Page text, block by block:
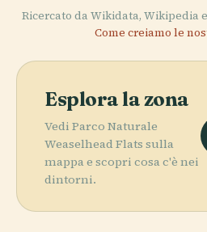
Ricercato da Wikidata, Wikipedia
Come creiamo le
Esplora la zona
Vedi Parco Naturale
Weaselhead Flats sulla
mappa e scopri cosa c'è nei
dintorni.